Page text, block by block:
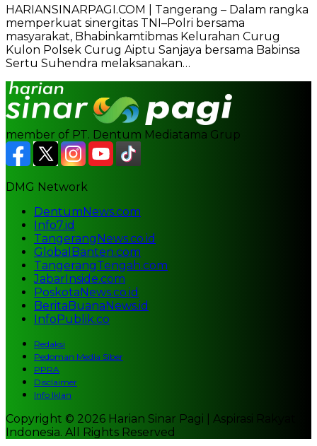
HARIANSINARPAGI.COM | Tangerang – Dalam rangka
memperkuat sinergitas TNI–Polri bersama
masyarakat, Bhabinkamtibmas Kelurahan Curug
Kulon Polsek Curug Aiptu Sanjaya bersama Babinsa
Sertu Suhendra melaksanakan…
member of PT. Dentum Mediatama Grup
DMG Network
DentumNews.com
Info7.id
TangerangNews.co.id
GlobalBanten.com
TangerangTengah.com
JabarInside.com
PoskotaNews.co.id
BeritaBuanaNews.id
InfoPublik.co
Redaksi
Pedoman Media Siber
PPRA
Disclaimer
Info Iklan
Copyright © 2026 Harian Sinar Pagi | Aspirasi Rakyat
Indonesia. All Rights Reserved